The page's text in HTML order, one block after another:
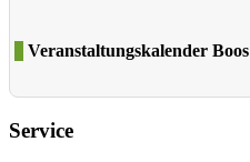
Veranstaltungskalender Boos
Service